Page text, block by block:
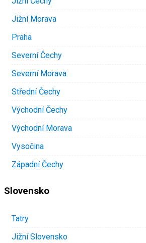
Jižní Morava
Praha
Severní Čechy
Severní Morava
Střední Čechy
Východní Čechy
Východní Morava
Vysočina
Západní Čechy
Slovensko
Tatry
Jižní Slovensko